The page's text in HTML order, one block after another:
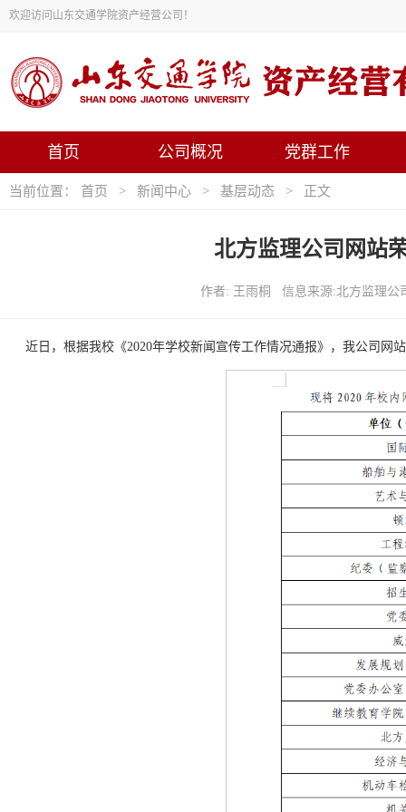
欢迎访问山东交通学院资产经营公司！
首页 公司概况 党群工作
当前位置： 首页 > 新闻中心 > 基层动态 > 正文
北方监理公司网站
作者: 王雨桐 信息来源:北方监理
近日，根据我校《2020年学校新闻宣传工作情况通报》，我公司网